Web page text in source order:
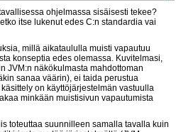
ohjelmassa sisäisesti tekee?
itse lukenut edes C:n standardia vai
millä aikataululla muisti vapautuu
konseptia edes olemassa. Kuvitelmasi,
JVM:n näkökulmasta mahdottoman
sanaa väärin), ei taida perustua
on käyttöjärjestelmän vastuulla
minkään muistisivun vapautumista
toteuttaa suunnilleen samalla tavalla kuin